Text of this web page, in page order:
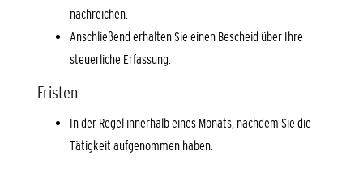
nachreichen.
Anschließend erhalten Sie einen Bescheid über Ihre
steuerliche Erfassung.
Fristen
In der Regel innerhalb eines Monats, nachdem Sie die
Tätigkeit aufgenommen haben.